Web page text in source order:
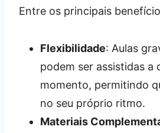
Entre os principais
Flexibilidade: Aulas
podem ser assistidas a
momento, permitindo
no seu próprio ritmo.
Materiais